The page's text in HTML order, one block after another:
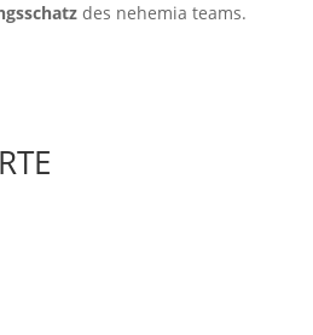
des nehemia teams.